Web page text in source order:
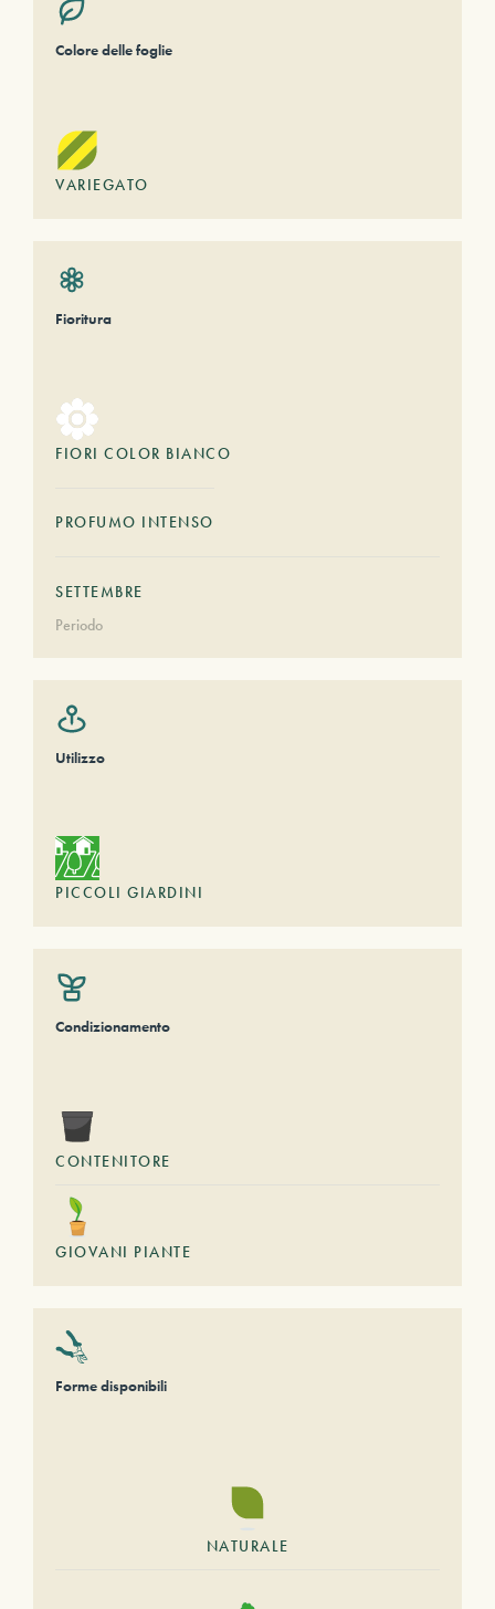
Colore delle foglie
VARIEGATO
Fioritura
FIORI COLOR BIANCO
PROFUMO INTENSO
SETTEMBRE
Periodo
Utilizzo
PICCOLI GIARDINI
Condizionamento
CONTENITORE
GIOVANI PIANTE
Forme disponibili
NATURALE